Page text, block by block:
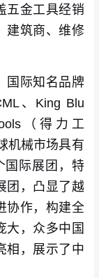
五金工具经销
建筑商、维修
国际知名品牌
、King Blu
（得力工
机械市场具有
国际展团，特
团，凸显了越
协作，构建全
大，众多中国
相，展示了中